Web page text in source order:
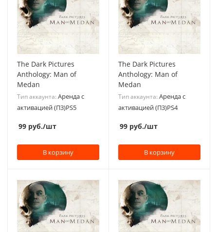
The Dark Pictures
Anthology: Man of
Medan
Тип аккаунта: Аренда с
активацией (П3)PS5
99 руб./шт
В корзину
The Dark Pictures
Anthology: Man of
Medan
Тип аккаунта: Аренда с
активацией (П3)PS4
99 руб./шт
В корзину